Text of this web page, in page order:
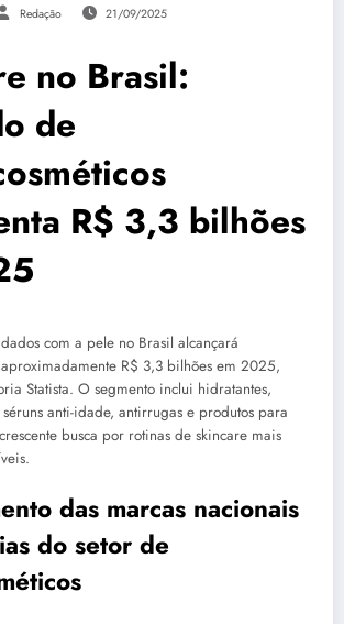
Redação 21/09/2025
no Brasil:
de
R$ 3,3 bilhões
com a pele no Brasil alcançará
R$ 3,3 bilhões em 2025,
Statista. O segmento inclui hidratantes,
séruns anti-idade, antirrugas e produtos para
busca por rotinas de skincare mais
das marcas nacionais
do setor de